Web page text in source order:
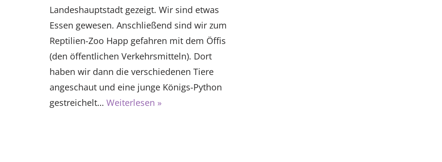
Landeshauptstadt gezeigt. Wir sind etwas
Essen gewesen. Anschließend sind wir zum
Reptilien-Zoo Happ gefahren mit dem Öffis
(den öffentlichen Verkehrsmitteln). Dort
haben wir dann die verschiedenen Tiere
angeschaut und eine junge Königs-Python
gestreichelt… Weiterlesen »